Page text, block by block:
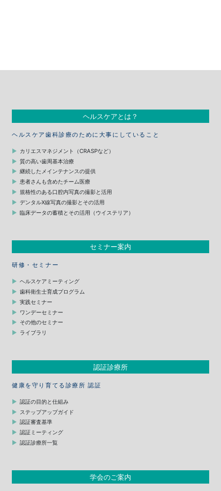
ヘルスケアとは？
ヘルスケア歯科診療のために大事にしていること
カリエスマネジメント（CRASPなど）
質の高い歯周基本治療
継続したメインテナンスの提供
患者さんも含めたチーム医療
規格性のある口腔内写真の撮影と活用
デンタルX線写真の撮影とその活用
臨床データの蓄積とその活用（ウイステリア）
セミナー案内
研修・セミナー
ヘルスケアミーティング
歯科衛生士育成プログラム
実践セミナー
ワンデーセミナー
その他のセミナー
ライブラリ
認証診療所
健康を守り育てる診療所 認証
認証の目的と仕組み
ステップアップガイド
認証審査基準
認証ミーティング
認証診療所一覧
学会のご案内